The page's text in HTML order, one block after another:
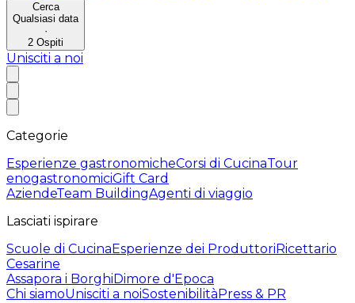
Cerca
Qualsiasi data
·
2 Ospiti
Unisciti a noi
Categorie
Esperienze gastronomicheCorsi di CucinaTour
enogastronomiciGift Card
AziendeTeam BuildingAgenti di viaggio
Lasciati ispirare
Scuole di CucinaEsperienze dei ProduttoriRicettario
Cesarine
Assapora i BorghiDimore d'Epoca
Chi siamoUnisciti a noiSostenibilitàPress & PR